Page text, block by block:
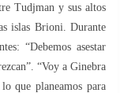
Tudjman y sus altos
islas Brioni. Durante
“Debemos asestar
“Voy a Ginebra
que planeamos para